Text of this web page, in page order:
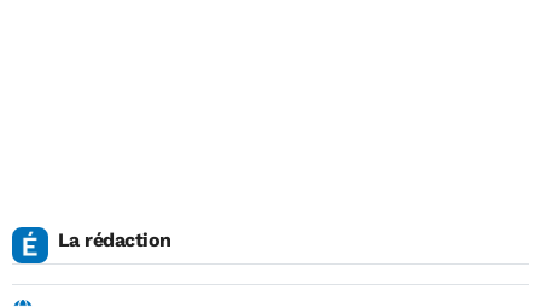
La rédaction